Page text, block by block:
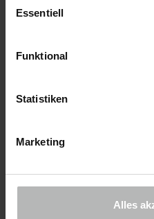
Essentiell
Funktional
Statistiken
Marketing
Alles
Was passiert, wenn ich die
Keine Sorge, wir sind für Sie da
gemeinsam an.